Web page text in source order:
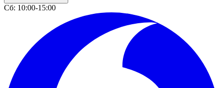
Сб: 10:00-15:00